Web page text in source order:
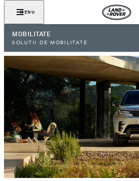
MENU
MOBILITATE
SOLUTII DE MOBILITATE